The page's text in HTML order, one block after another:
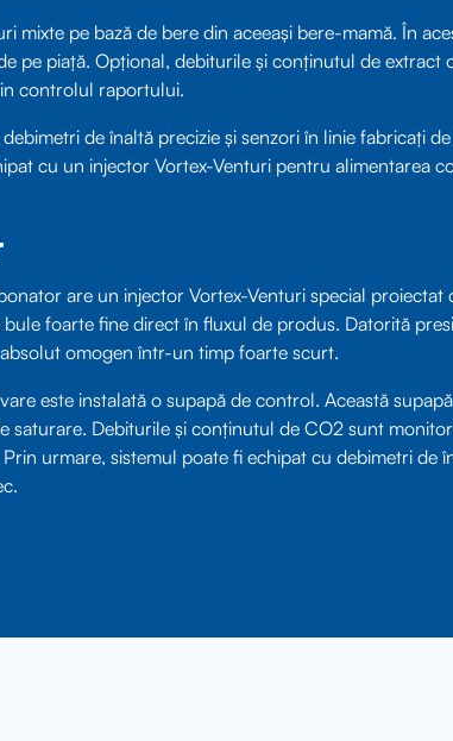
mixte pe bază de bere din aceeași bere-mamă. În
pe piață. Opțional, debiturile și conținutul de extract
controlul raportului.
de înaltă precizie și senzori în linie fabricați
cu un injector Vortex-Venturi pentru alimentarea
are un injector Vortex-Venturi special proiectat
foarte fine direct în fluxul de produs. Datorită
omogen într-un timp foarte scurt.
este instalată o supapă de control. Această
saturare. Debiturile și conținutul de CO2 sunt
urmare, sistemul poate fi echipat cu debimetri de